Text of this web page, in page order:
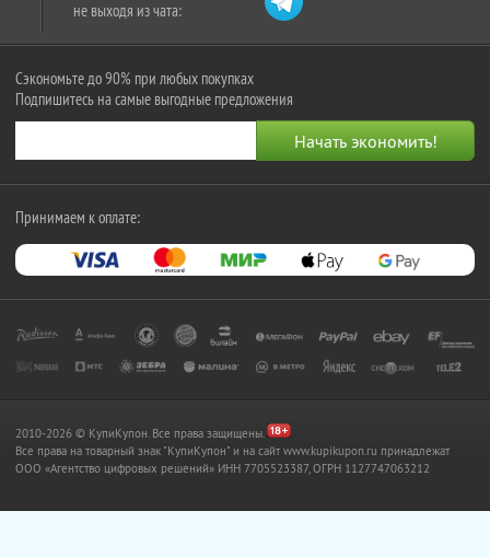
не выходя из чата:
Сэкономьте до 90% при любых покупках
Подпишитесь на самые выгодные предложения
Принимаем к оплате:
2010-2026 © КупиКупон. Все права защищены.
Все права на товарный знак "КупиКупон" и на сайт www.kupikupon.ru принадлежат
OOO «Агентство цифровых решений» ИНН 7705523387, ОГРН 1127747063212